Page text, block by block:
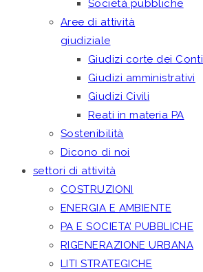
Società pubbliche
Aree di attività
giudiziale
Giudizi corte dei Conti
Giudizi amministrativi
Giudizi Civili
Reati in materia PA
Sostenibilità
Dicono di noi
settori di attività
COSTRUZIONI
ENERGIA E AMBIENTE
PA E SOCIETA’ PUBBLICHE
RIGENERAZIONE URBANA
LITI STRATEGICHE